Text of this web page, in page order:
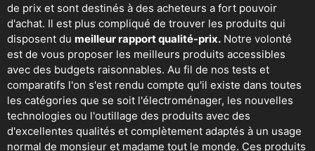
de prix et sont destinés à des acheteurs a fort pouvoir
d'achat. Il est plus compliqué de trouver les produits qui
disposent du meilleur rapport qualité-prix. Notre volonté
est de vous proposer les meilleurs produits accessibles
avec des budgets raisonnables. Au fil de nos tests et
comparatifs l'on s'est rendu compte qu'il existe dans toutes
les catégories que se soit l'électroménager, les nouvelles
technologies ou l'outillage des produits avec des
d'excellentes qualités et complètement adaptés à un usage
normal de monsieur et madame tout le monde. Ces produits